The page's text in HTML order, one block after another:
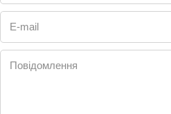
E-mail
Повідомлення